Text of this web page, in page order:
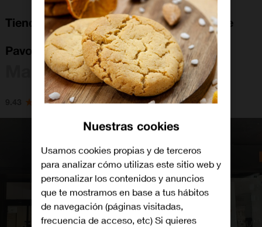
Tienda Orange Madrid Calle Hacienda De
Pavones 3
Madrid
Nuestras cookies
Usamos cookies propias y de terceros
para analizar cómo utilizas este sitio web y
personalizar los contenidos y anuncios
que te mostramos en base a tus hábitos
de navegación (páginas visitadas,
frecuencia de acceso, etc) Si quieres